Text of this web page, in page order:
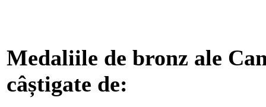
Medaliile de bronz ale
câștigate de: